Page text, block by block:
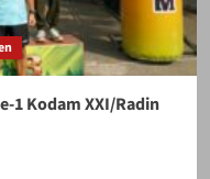
1 Kodam XXI/Radin